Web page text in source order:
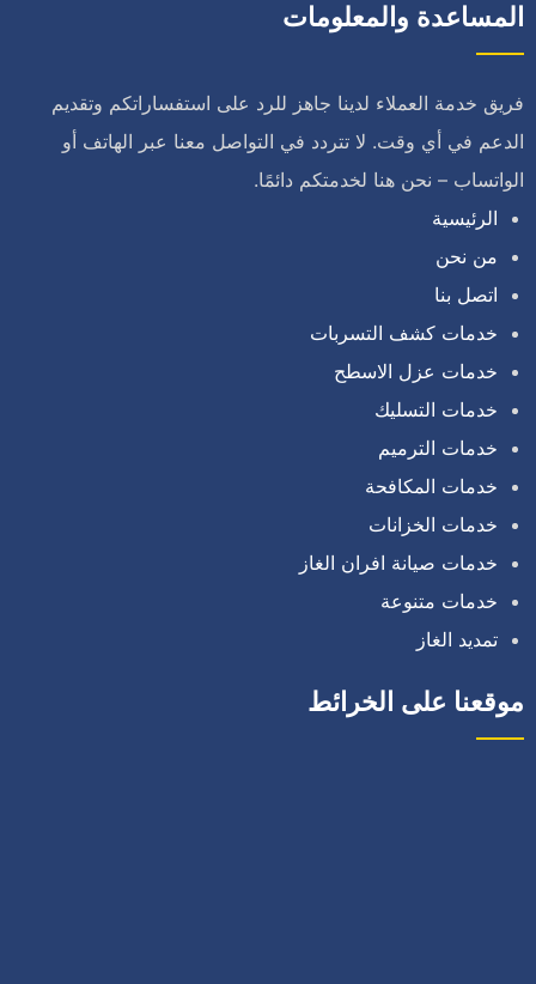
المساعدة والمعلومات
فريق خدمة العملاء لدينا جاهز للرد على استفساراتكم وتقديم
الدعم في أي وقت. لا تتردد في التواصل معنا عبر الهاتف أو
الواتساب – نحن هنا لخدمتكم دائمًا.
الرئيسية
من نحن
اتصل بنا
خدمات كشف التسربات
خدمات عزل الاسطح
خدمات التسليك
خدمات الترميم
خدمات المكافحة
خدمات الخزانات
خدمات صيانة افران الغاز
خدمات متنوعة
تمديد الغاز
موقعنا على الخرائط